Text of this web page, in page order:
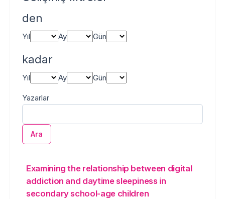
den
Yıl Ay Gün
kadar
Yıl Ay Gün
Yazarlar
Ara
Examining the relationship between digital
addiction and daytime sleepiness in
secondary school-age children